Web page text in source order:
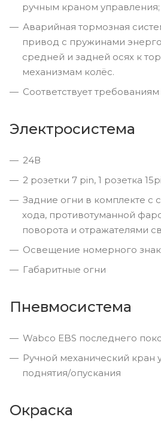
ручным краном управления;
Аварийная тормозная
привод с пружинами
средней и задней осях к
механизмам колёс.
Соответствует требованиям
Электросистема
24В
2 розетки 7 pin, 1 розетка
Задние огни в комплекте с
хода, противотуманной
поворота и отражателями
Освещение номерного
Габаритные огни
Пневмосистема
Wabco EBS последнего
Ручной механический кран
поднятия/опускания
Окраска